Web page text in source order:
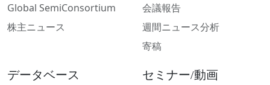
Global SemiConsortium
株主ニュース
会議報告
週間ニュース分析
寄稿
データベース
セミナー/動画